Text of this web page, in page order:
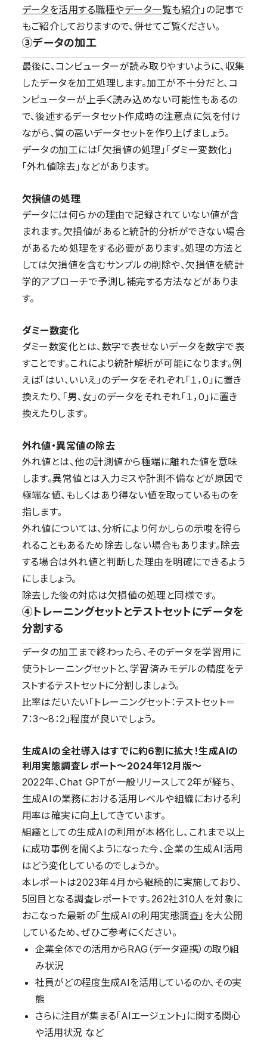
データを活用する職種やデータ一覧も紹介」の記事で
もご紹介しておりますので、併せてご覧ください。
③データの加工
最後に、コンピューターが読み取りやすいように、収集
したデータを加工処理します。加工が不十分だと、コ
ンピューターが上手く読み込めない可能性もあるの
で、後述するデータセット作成時の注意点に気を付け
ながら、質の高いデータセットを作り上げましょう。
データの加工には「欠損値の処理」「ダミー変数化」
「外れ値除去」などがあります。
欠損値の処理
データには何らかの理由で記録されていない値が含
まれます。欠損値があると統計的分析ができない場合
があるため処理をする必要があります。処理の方法と
しては欠損値を含むサンプルの削除や、欠損値を統計
学的アプローチで予測し補完する方法などがありま
す。
ダミー数変化
ダミー数変化とは、数字で表せないデータを数字で表
すことです。これにより統計解析が可能になります。例
えば「はい、いいえ」のデータをそれぞれ「１，0」に置き
換えたり、「男、女」のデータをそれぞれ「１，0」に置き
換えたりします。
外れ値・異常値の除去
外れ値とは、他の計測値から極端に離れた値を意味
します。異常値とは入力ミスや計測不備などが原因で
極端な値、もしくはあり得ない値を取っているものを
指します。
外れ値については、分析により何かしらの示唆を得ら
れることもあるため除去しない場合もあります。除去
する場合は外れ値と判断した理由を明確にできるよう
にしましょう。
除去した後の対応は欠損値の処理と同様です。
④トレーニングセットとテストセットにデータを
分割する
データの加工まで終わったら、そのデータを学習用に
使うトレーニングセットと、学習済みモデルの精度をテ
ストするテストセットに分割しましょう。
比率はだいたい「トレーニングセット：テストセット＝
7：3～8：2」程度が良いでしょう。
生成AIの全社導入はすでに約6割に拡大！生成AIの
利用実態調査レポート〜2024年12月版〜
2022年、Chat GPTが一般リリースして2年が経ち、
生成AIの業務における活用レベルや組織における利
用率は確実に向上してきています。
組織としての生成AIの利用が本格化し、これまで以上
に成功事例を聞くようになった今、企業の生成AI活用
はどう変化しているのでしょうか。
本レポートは2023年4月から継続的に実施しており、
5回目となる調査レポートです。262社310人を対象に
おこなった最新の「生成AIの利用実態調査」を大公開
しているため、ぜひご参考にください。
企業全体での活用からRAG（データ連携）の取り組
み状況
社員がどの程度生成AIを活用しているのか、その実
態
さらに注目が集まる「AIエージェント」に関する関心
や活用状況 など